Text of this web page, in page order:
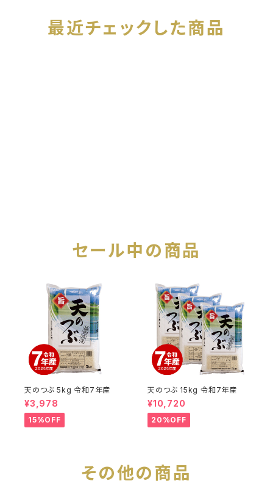
最近チェックした商品
セール中の商品
天のつぶ 5kg 令和7年産
¥3,978
15%OFF
天のつぶ 15kg 令和7年産
¥10,720
20%OFF
その他の商品